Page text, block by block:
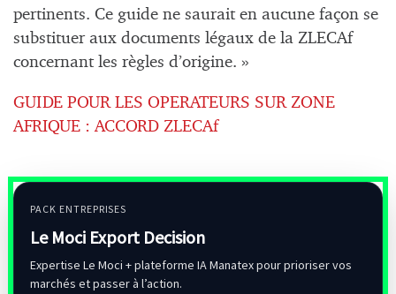
pertinents. Ce guide ne saurait en aucune façon se
substituer aux documents légaux de la ZLECAf
concernant les règles d’origine. »
GUIDE POUR LES OPERATEURS SUR ZONE
AFRIQUE : ACCORD ZLECAf
PACK ENTREPRISES
Le Moci Export Decision
Expertise Le Moci + plateforme IA Manatex pour prioriser vos
marchés et passer à l’action.